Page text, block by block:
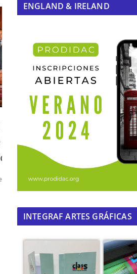
Servicio de
abandonados y
29 de julio de 2014
ENGLAND & IRELAND
INTEGRAF ARTES GRÁFICAS